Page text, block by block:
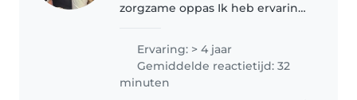
zorgzame oppas Ik heb ervaring
van baby's tot tieners. Ik ben
comfortabel met huisdieren,
koken, huishoudelijke taken..
Ervaring: > 4 jaar
Gemiddelde reactietijd: 32
minuten